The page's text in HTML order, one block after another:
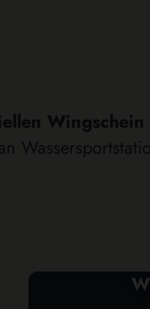
Wingschein